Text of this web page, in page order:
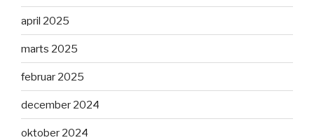
april 2025
marts 2025
februar 2025
december 2024
oktober 2024